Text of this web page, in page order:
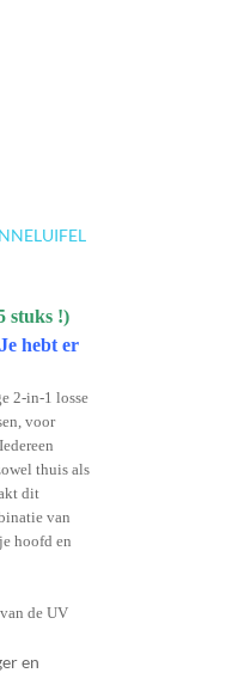
stuks !)
hebt er
2-in-1 losse
voor
edereen
thuis als
dit
van
hoofd en
de UV
en